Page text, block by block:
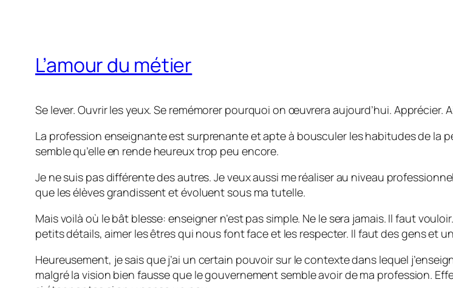
L’amour du métier
Se lever. Ouvrir les yeux. Se remémorer pourquoi on œuvrera aujourd’hui. Apprécier.
La profession enseignante est surprenante et apte à bousculer les habitudes de la
semble qu’elle en rende heureux trop peu encore.
Je ne suis pas différente des autres. Je veux aussi me réaliser au niveau
que les élèves grandissent et évoluent sous ma tutelle.
Mais voilà où le bât blesse: enseigner n’est pas simple. Ne le sera jamais. Il faut
petits détails, aimer les êtres qui nous font face et les respecter. Il faut des gens et
Heureusement, je sais que j’ai un certain pouvoir sur le contexte dans lequel
malgré la vision bien fausse que le gouvernement semble avoir de ma profession.